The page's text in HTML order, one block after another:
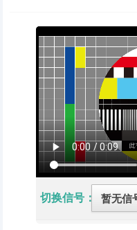
辽宁 内蒙古
切换信号：